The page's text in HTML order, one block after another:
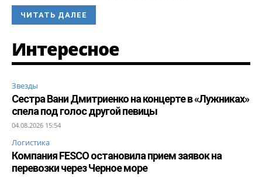
ЧИТАТЬ ДАЛЕЕ
Интересное
Звезды
Сестра Вани Дмитриенко на концерте в «Лужниках»
спела под голос другой певицы
04.08.2026 15:54
Логистика
Компания FESCO остановила прием заявок на
перевозки через Черное море